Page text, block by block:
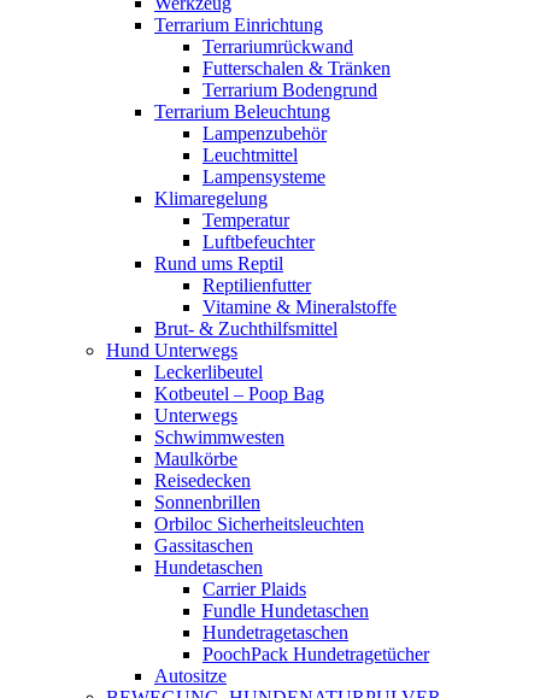
Terrarium Einrichtung
Terrariumrückwand
Futterschalen & Tränken
Terrarium Bodengrund
Terrarium Beleuchtung
Lampenzubehör
Leuchtmittel
Lampensysteme
Klimaregelung
Temperatur
Luftbefeuchter
Rund ums Reptil
Reptilienfutter
Vitamine & Mineralstoffe
Brut- & Zuchthilfsmittel
Hund Unterwegs
Leckerlibeutel
Kotbeutel – Poop Bag
Unterwegs
Schwimmwesten
Maulkörbe
Reisedecken
Sonnenbrillen
Orbiloc Sicherheitsleuchten
Gassitaschen
Hundetaschen
Carrier Plaids
Fundle Hundetaschen
Hundetragetaschen
PoochPack Hundetragetücher
Autositze